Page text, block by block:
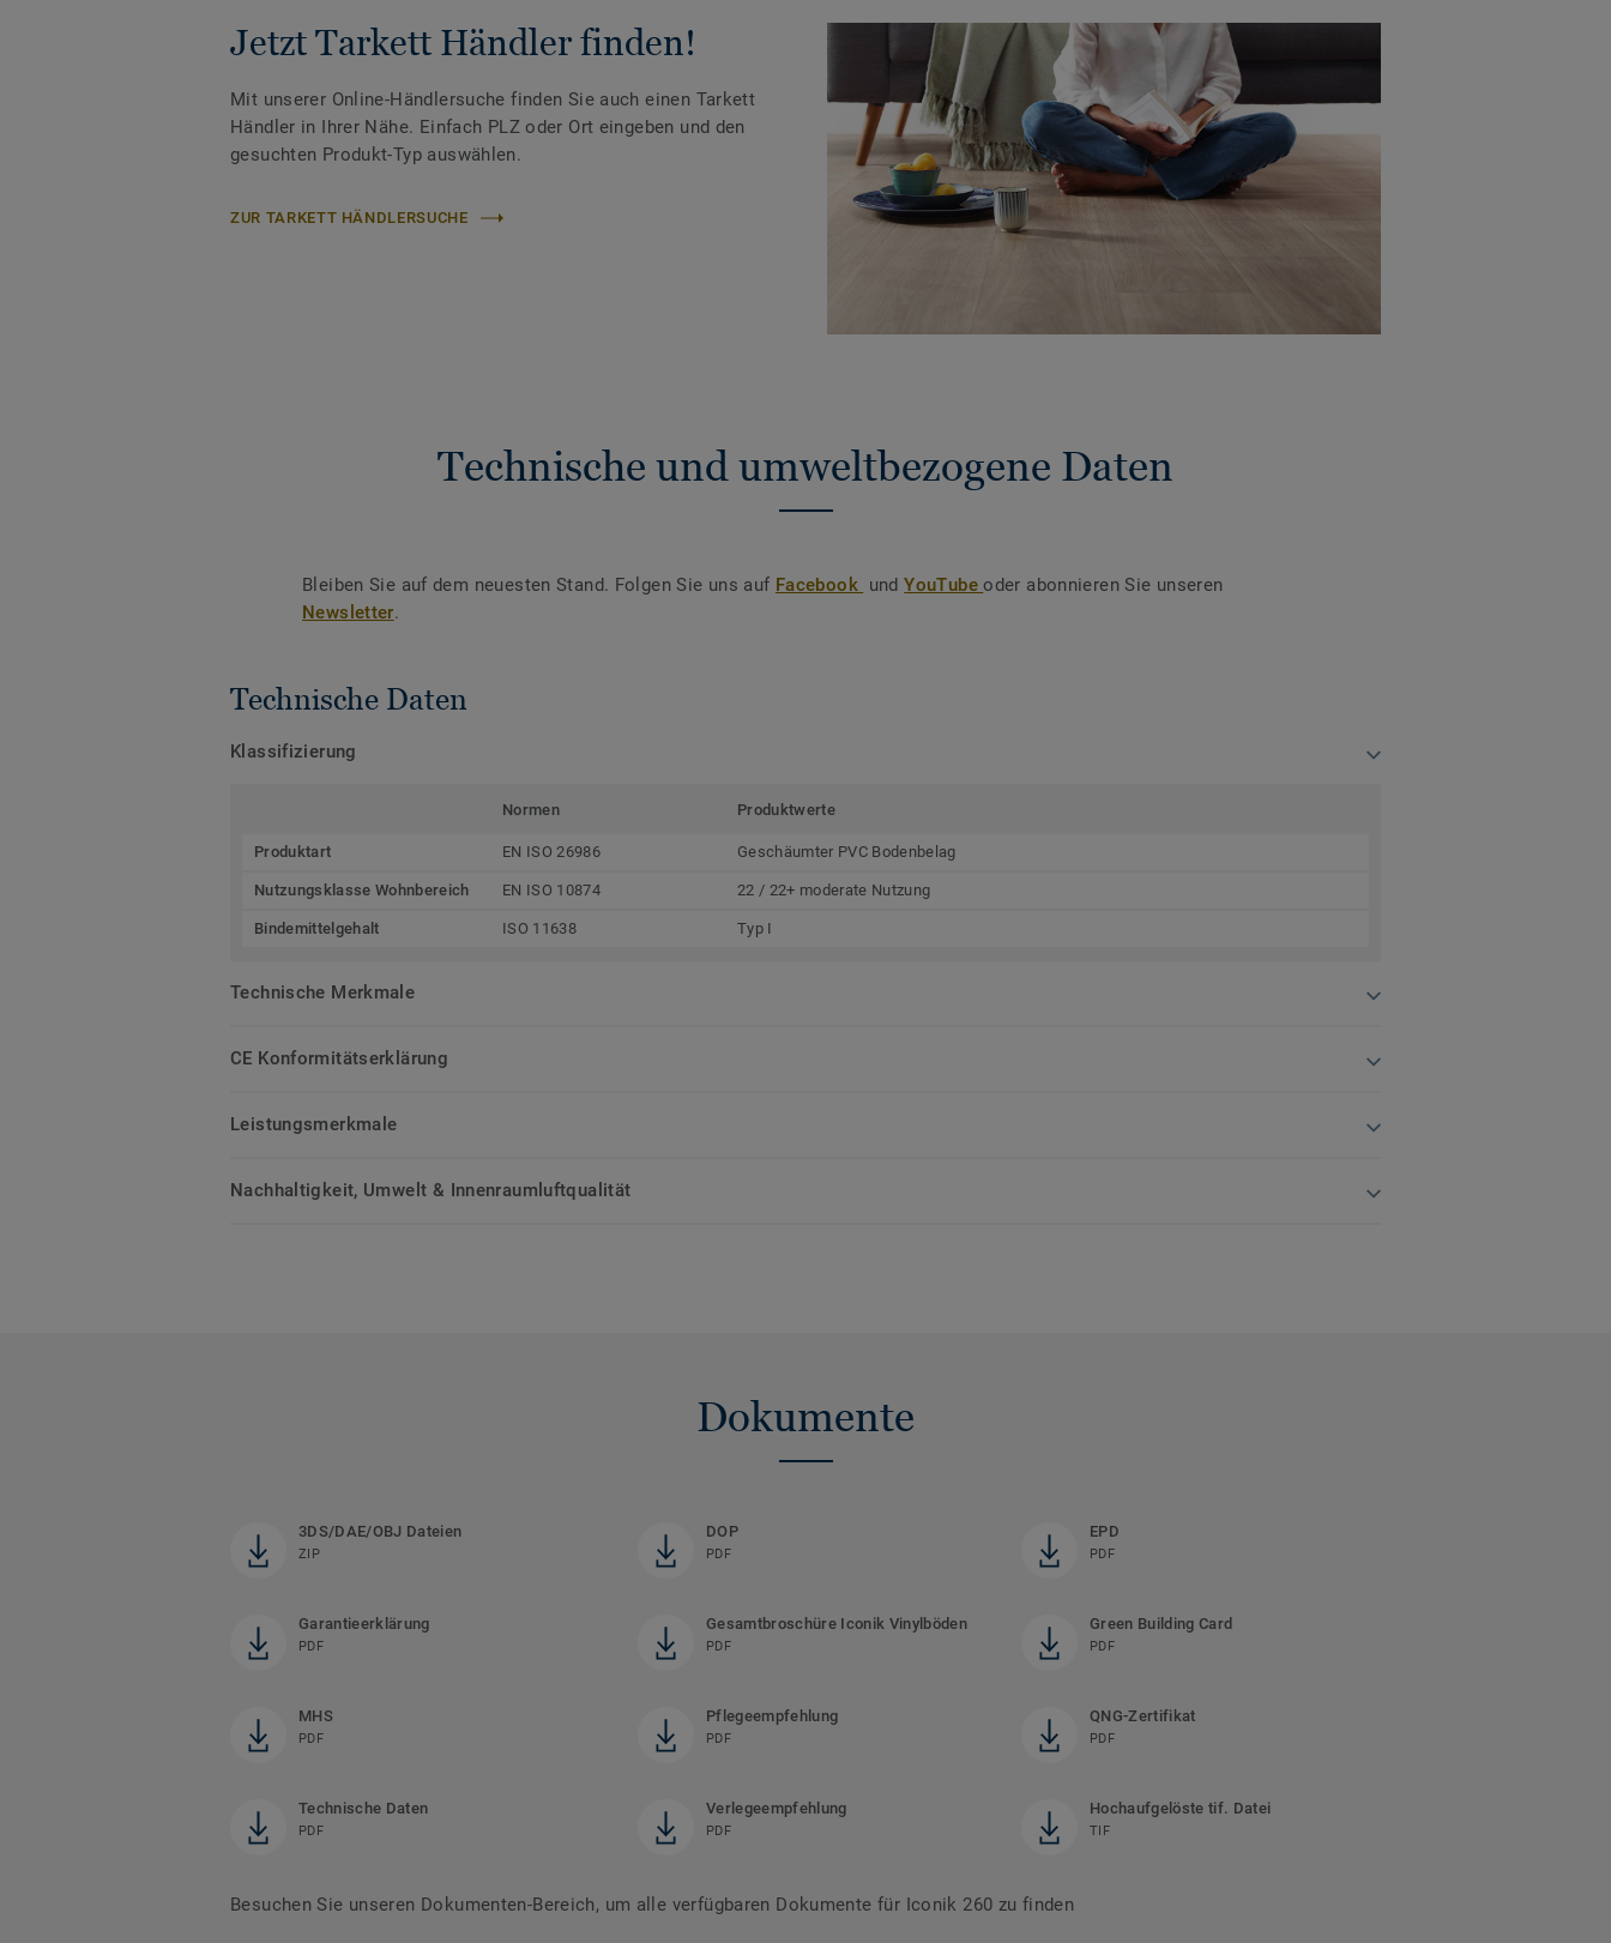
Jetzt Tarkett Händler finden!
Mit unserer Online-Händlersuche finden Sie auch einen Tarkett
Händler in Ihrer Nähe. Einfach PLZ oder Ort eingeben und den
gesuchten Produkt-Typ auswählen.
ZUR TARKETT HÄNDLERSUCHE
Technische und umweltbezogene Daten
Bleiben Sie auf dem neuesten Stand. Folgen Sie uns auf Facebook undYouTubeoder abonnieren Sie unseren
Newsletter.
Technische Daten
Klassifizierung
Normen Produktwerte
Produktart EN ISO 26986 Geschäumter PVC Bodenbelag
Nutzungsklasse Wohnbereich EN ISO 10874 22 / 22+ moderate Nutzung
Bindemittelgehalt ISO 11638 Typ I
Technische Merkmale
CE Konformitätserklärung
Leistungsmerkmale
Nachhaltigkeit, Umwelt & Innenraumluftqualität
Dokumente
3DS/DAE/OBJ Dateien
ZIP
DOP
PDF
EPD
PDF
Garantieerklärung
PDF
Gesamtbroschüre Iconik Vinylböden
PDF
Green Building Card
PDF
MHS
PDF
Pflegeempfehlung
PDF
QNG-Zertifikat
PDF
Technische Daten
PDF
Verlegeempfehlung
PDF
Hochaufgelöste tif. Datei
TIF
Besuchen Sie unseren Dokumenten-Bereich, um alle verfügbaren Dokumente für Iconik 260 zu finden